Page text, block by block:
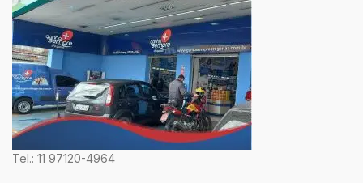
Tel.: 11 97120-4964